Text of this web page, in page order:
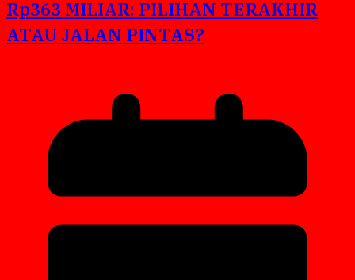
Rp363 MILIAR: PILIHAN TERAKHIR
ATAU JALAN PINTAS?